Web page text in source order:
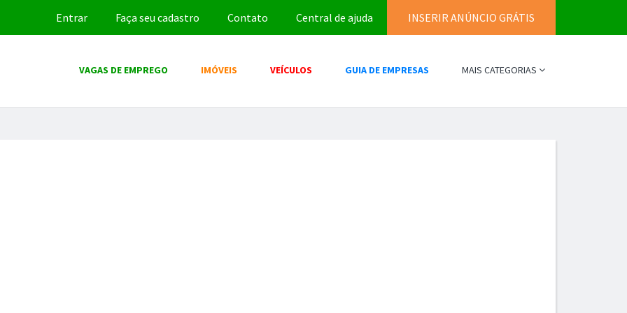
Entrar Faça seu cadastro Contato Central de ajuda INSERIR ANÚNCIO GRÁTIS
VAGAS DE EMPREGO IMÓVEIS VEÍCULOS GUIA DE EMPRESAS MAIS CATEGORIAS